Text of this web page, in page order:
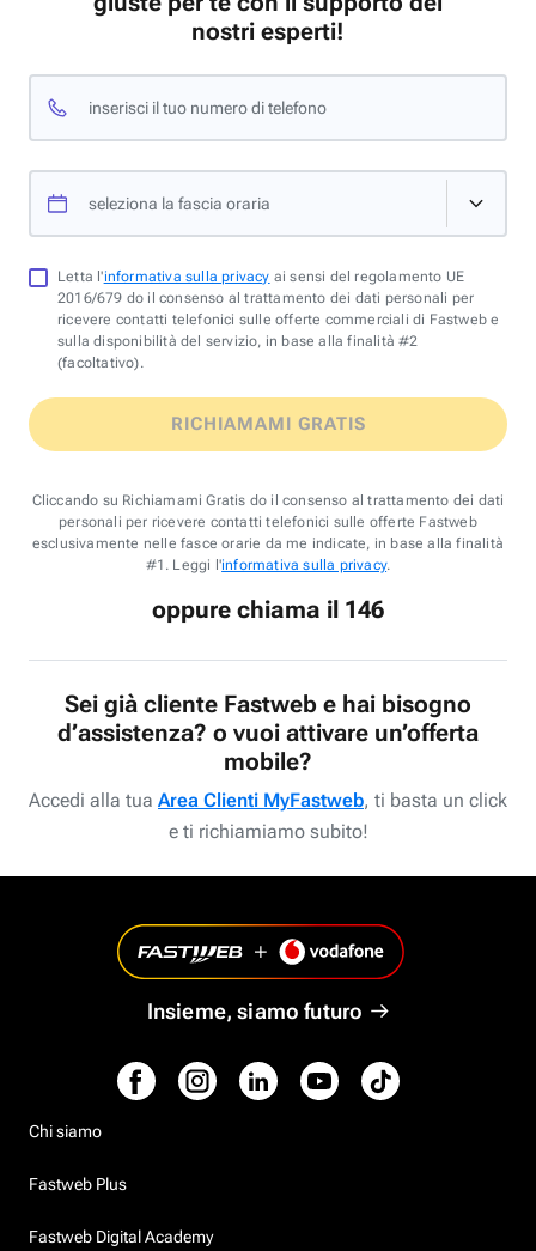
nostri esperti!
inserisci il tuo numero di telefono
seleziona la fascia oraria
Letta l'informativa sulla privacy ai sensi del regolamento UE
2016/679 do il consenso al trattamento dei dati personali per
ricevere contatti telefonici sulle offerte commerciali di Fastweb e
sulla disponibilità del servizio, in base alla finalità #2
(facoltativo).
RICHIAMAMI GRATIS
Cliccando su Richiamami Gratis do il consenso al trattamento dei dati
personali per ricevere contatti telefonici sulle offerte Fastweb
esclusivamente nelle fasce orarie da me indicate, in base alla finalità
#1. Leggi l'informativa sulla privacy.
oppure chiama il 146
Sei già cliente Fastweb e hai bisogno
d’assistenza? o vuoi attivare un’offerta
mobile?
Accedi alla tua Area Clienti MyFastweb, ti basta un click
e ti richiamiamo subito!
Insieme, siamo futuro
Chi siamo
Fastweb Plus
Fastweb Digital Academy